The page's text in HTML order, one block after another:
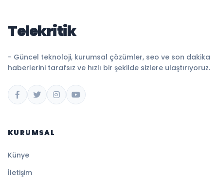
Telekritik
- Güncel teknoloji, kurumsal çözümler, seo ve son dakika
haberlerini tarafsız ve hızlı bir şekilde sizlere ulaştırıyoruz.
KURUMSAL
Künye
İletişim